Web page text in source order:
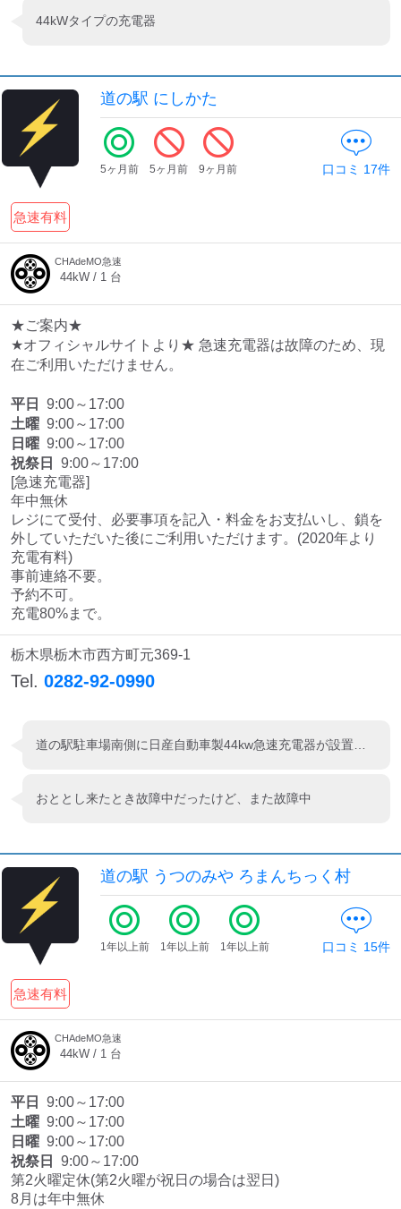
44kWタイプの充電器
道の駅 にしかた
急速有料
5ヶ月前 5ヶ月前 9ヶ月前 口コミ 17件
CHAdeMO急速
44kW / 1 台
★ご案内★
★オフィシャルサイトより★ 急速充電器は故障のため、現
在ご利用いただけません。
平日
9:00～17:00
土曜 9:00～17:00
日曜 9:00～17:00
祝祭日
9:00～17:00
[急速充電器]
年中無休
レジにて受付、必要事項を記入・料金をお支払いし、鎖を
外していただいた後にご利用いただけます。(2020年より
充電有料)
事前連絡不要。
予約不可。
充電80%まで。
栃木県栃木市西方町元369-1
Tel. 0282-92-0990
おととし来たとき故障中だったけど、また故障中
道の駅 うつのみや ろまんちっく村
急速有料
1年以上前 1年以上前 1年以上前 口コミ 15件
CHAdeMO急速
44kW / 1 台
平日
9:00～17:00
土曜 9:00～17:00
日曜 9:00～17:00
祝祭日
9:00～17:00
第2火曜定休(第2火曜が祝日の場合は翌日)
8月は年中無休